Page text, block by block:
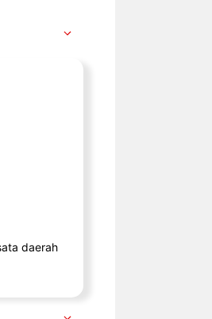
daerah